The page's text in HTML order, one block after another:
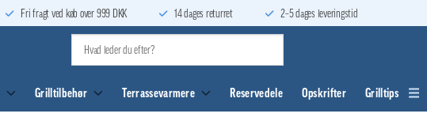
Fri fragt ved køb over 999 DKK 14 dages returret 2–5 dages leveringstid
Grilltilbehør Terrassevarmere Reservedele Opskrifter Grilltips